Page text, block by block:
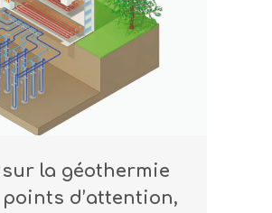
la géothermie
d’attention,